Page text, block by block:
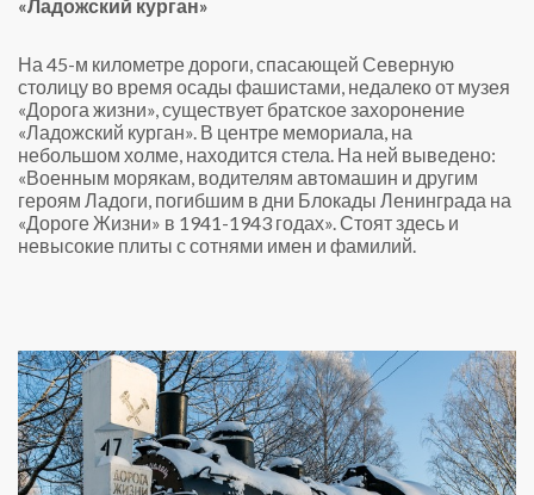
«Ладожский курган»
На 45-м километре дороги, спасающей Северную
столицу во время осады фашистами, недалеко от музея
«Дорога жизни», существует братское захоронение
«Ладожский курган». В центре мемориала, на
небольшом холме, находится стела. На ней выведено:
«Военным морякам, водителям автомашин и другим
героям Ладоги, погибшим в дни Блокады Ленинграда на
«Дороге Жизни» в 1941-1943 годах». Стоят здесь и
невысокие плиты с сотнями имен и фамилий.